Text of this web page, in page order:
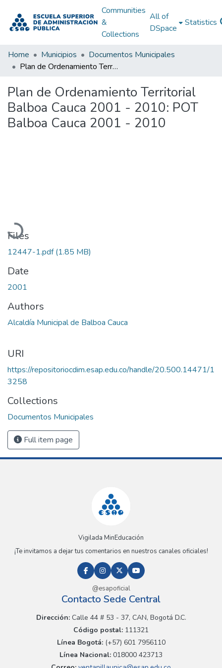
Communities
&
Collections
All of
DSpace
Statistics
Home Municipios
Documentos Municipales
Plan de Ordenamiento Territorial Balboa Cauca 2001 - 2010: POT Balboa Cauca 2001 - 2010
Plan de Ordenamiento Territorial
Balboa Cauca 2001 - 2010: POT
Balboa Cauca 2001 - 2010
Loading...
Files
12447-1.pdf(1.85 MB)
Date
2001
Authors
Alcaldía Municipal de Balboa Cauca
URI
https://repositoriocdim.esap.edu.co/handle/20.500.14471/1
3258
Collections
Documentos Municipales
Full item page
Vigilada MinEducación
¡Te invitamos a dejar tus comentarios en nuestros canales oficiales!
@esapoficial
Contacto Sede Central
Dirección:Calle 44 # 53 - 37, CAN, Bogotá D.C.
Código postal: 111321
Línea Bogotá:(+57) 601 7956110
Línea Nacional: 018000 423713